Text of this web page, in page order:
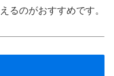
るのがおすすめです。